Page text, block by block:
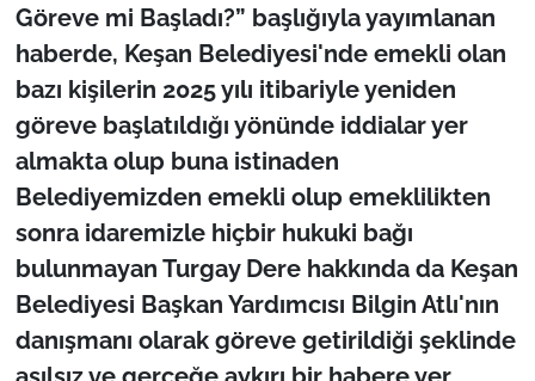
Göreve mi Başladı?” başlığıyla yayımlanan
haberde, Keşan Belediyesi'nde emekli olan
bazı kişilerin 2025 yılı itibariyle yeniden
göreve başlatıldığı yönünde iddialar yer
almakta olup buna istinaden
Belediyemizden emekli olup emeklilikten
sonra idaremizle hiçbir hukuki bağı
bulunmayan Turgay Dere hakkında da Keşan
Belediyesi Başkan Yardımcısı Bilgin Atlı'nın
danışmanı olarak göreve getirildiği şeklinde
Flaş Haber
Dış Haberler
Magazin
İş Dünyası
Bilim Teknoloji
English News